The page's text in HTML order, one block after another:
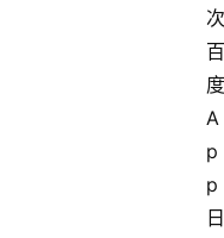
次
百
度
A
p
p
日